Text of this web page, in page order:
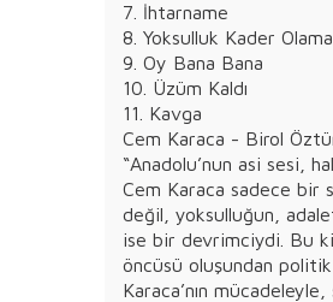
7. İhtarname
8. Yoksulluk Kader
9. Oy Bana Bana
10. Üzüm Kaldı
11. Kavga
Cem Karaca - Birol
“Anadolu’nun asi sesi,
Cem Karaca sadece bir
değil, yoksulluğun,
ise bir devrimciydi. Bu
öncüsü oluşundan
Karaca’nın